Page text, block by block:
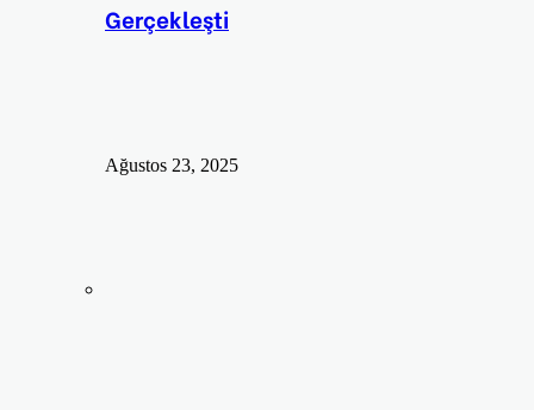
Gerçekleşti
Ağustos 23, 2025